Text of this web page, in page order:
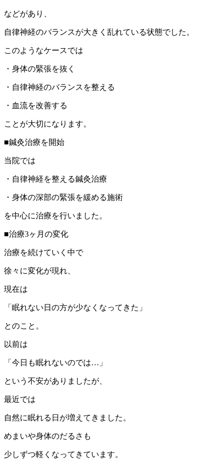
などがあり、
自律神経のバランスが大きく乱れている状態でした。
このようなケースでは
・身体の緊張を抜く
・自律神経のバランスを整える
・血流を改善する
ことが大切になります。
■鍼灸治療を開始
当院では
・自律神経を整える鍼灸治療
・身体の深部の緊張を緩める施術
を中心に治療を行いました。
■治療3ヶ月の変化
治療を続けていく中で
徐々に変化が現れ、
現在は
「眠れない日の方が少なくなってきた」
とのこと。
以前は
「今日も眠れないのでは…」
という不安がありましたが、
最近では
自然に眠れる日が増えてきました。
めまいや身体のだるさも
少しずつ軽くなってきています。